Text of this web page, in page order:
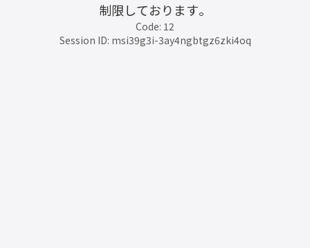
制限しております。
Code: 12
Session ID: msi39g3i-3ay4ngbtgz6zki4oq